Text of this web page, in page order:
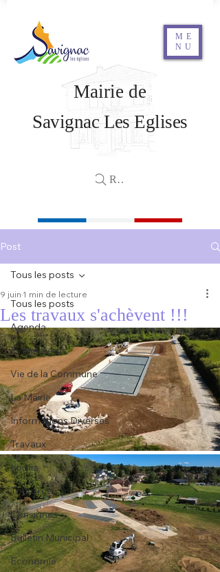
ME
NU
Savignac Les Eglises
Mairie de
Rechercher
Post
Tous les posts
Agenda
Évenements
Vie de la Commune
La Mairie
Informations Diverses
Travaux
Loisirs
Tourisme
Consignes
Bulletin Municipal
Economie
Tous les posts
Les travaux s'achèvent !!!
9 juin 1 min de lecture